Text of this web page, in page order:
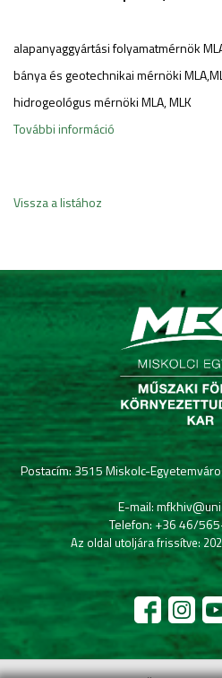
alapanyaggyártási folyamatmérnök
bánya és geotechnikai mérnöki
hidrogeológus mérnöki MLA, MLK
További információ
Vissza a listához
Postacím: 3515 Miskolc-
E-mail:
Telefon: +36 46/
Az oldal utoljára frissítve: